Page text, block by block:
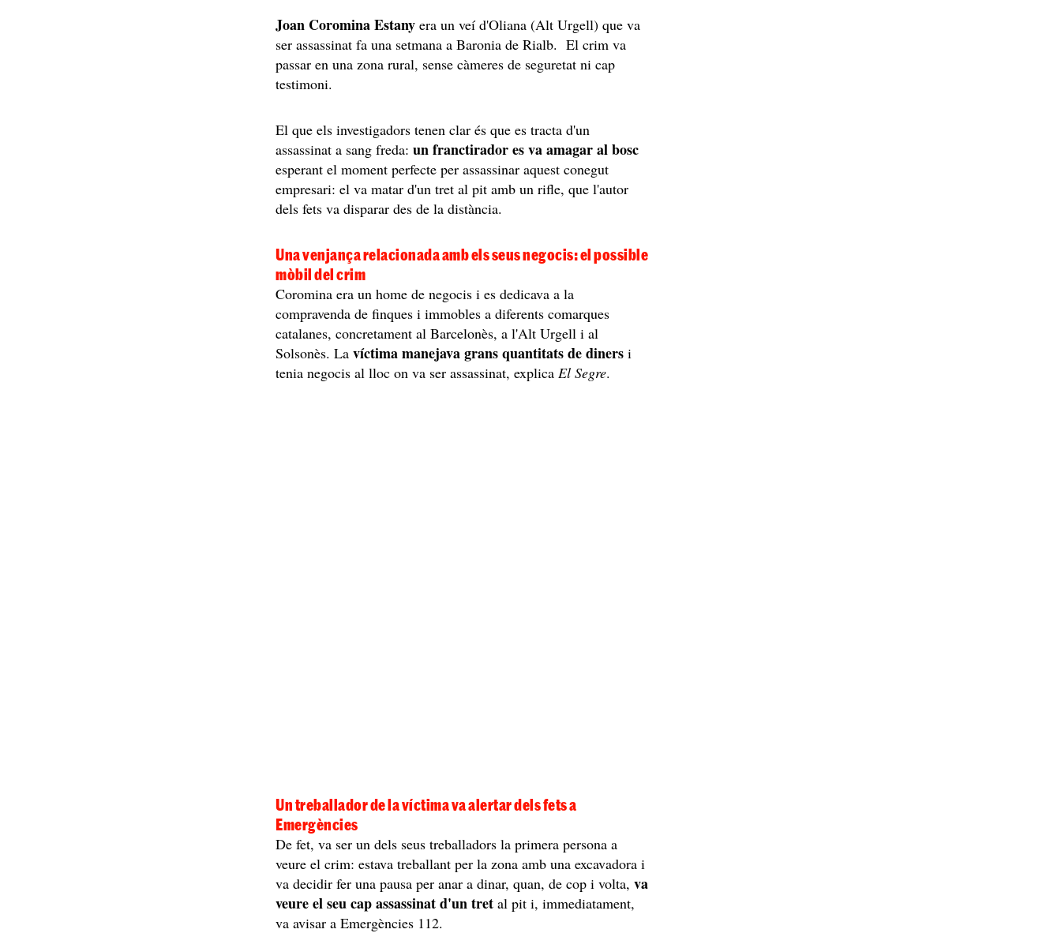
Joan Coromina Estanyera un veí d'Oliana (Alt Urgell) que va
ser assassinat fa una setmana a Baronia de Rialb. El crim va
passar en una zona rural, sense càmeres de seguretat ni cap
testimoni.
El que els investigadors tenen clar és que es tracta d'un
assassinat a sang freda:un franctirador es va amagar al bosc
esperant el moment perfecte per assassinar aquest conegut
empresari: el va matar d'un tret al pit amb un rifle, que l'autor
dels fets va disparar des de la distància.
Una venjança relacionada amb els seus negocis: el possible
mòbil del crim
Coromina era un home de negocis i es dedicava a la
compravenda de finques i immobles a diferents comarques
catalanes, concretament al Barcelonès, a l'Alt Urgell i al
Solsonès. La víctima manejava grans quantitats de dinersi
tenia negocis al lloc on va ser assassinat, explicaEl Segre.
Un treballador de la víctima va alertar dels fets a
Emergències
De fet, va ser un dels seus treballadors la primera persona a
veure el crim: estava treballant per la zona amb una excavadora i
va decidir fer una pausa per anar a dinar, quan, de cop i volta,va
veure el seu cap assassinat d'un tret al pit i, immediatament,
va avisar a Emergències 112.